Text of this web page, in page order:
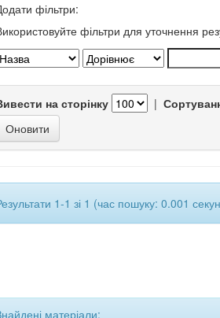
фільтри:
фільтри для уточнення
на сторінку |
1-1 зі 1 (час пошуку: 0.001
матеріали: